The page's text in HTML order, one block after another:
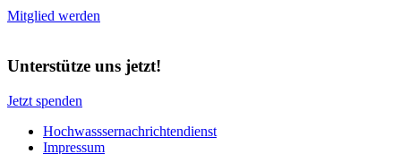
Mitglied werden
Unterstütze uns jetzt!
Jetzt spenden
Hochwasssernachrichtendienst
Impressum